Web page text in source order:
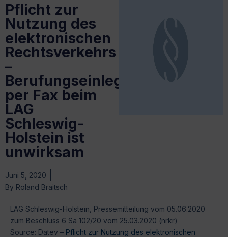
Pflicht zur
Nutzung des
elektronischen
Rechtsverkehrs
–
Berufungseinlegung
per Fax beim
LAG
Schleswig-
Holstein ist
unwirksam
Juni 5, 2020
By Roland Braitsch
LAG Schleswig-Holstein, Pressemitteilung vom 05.06.2020
zum Beschluss 6 Sa 102/20 vom 25.03.2020 (nrkr)
Source: Datev – Pflicht zur Nutzung des elektronischen